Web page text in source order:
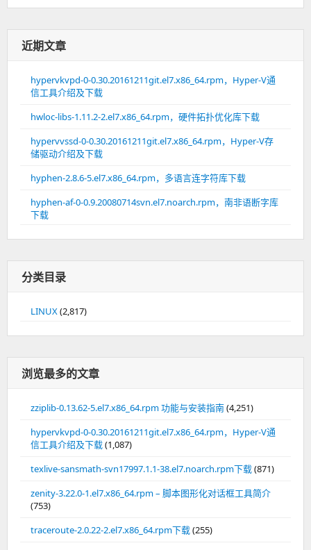
近期文章
hypervkvpd-0-0.30.20161211git.el7.x86_64.rpm，Hyper-V通
信工具介绍及下载
hwloc-libs-1.11.2-2.el7.x86_64.rpm，硬件拓扑优化库下载
hypervvssd-0-0.30.20161211git.el7.x86_64.rpm，Hyper-V存
储驱动介绍及下载
hyphen-2.8.6-5.el7.x86_64.rpm，多语言连字符库下载
hyphen-af-0-0.9.20080714svn.el7.noarch.rpm，南非语断字库
下载
分类目录
LINUX(2,817)
浏览最多的文章
zziplib-0.13.62-5.el7.x86_64.rpm 功能与安装指南(4,251)
hypervkvpd-0-0.30.20161211git.el7.x86_64.rpm，Hyper-V通
信工具介绍及下载(1,087)
texlive-sansmath-svn17997.1.1-38.el7.noarch.rpm下载(871)
zenity-3.22.0-1.el7.x86_64.rpm – 脚本图形化对话框工具简介
(753)
traceroute-2.0.22-2.el7.x86_64.rpm下载(255)